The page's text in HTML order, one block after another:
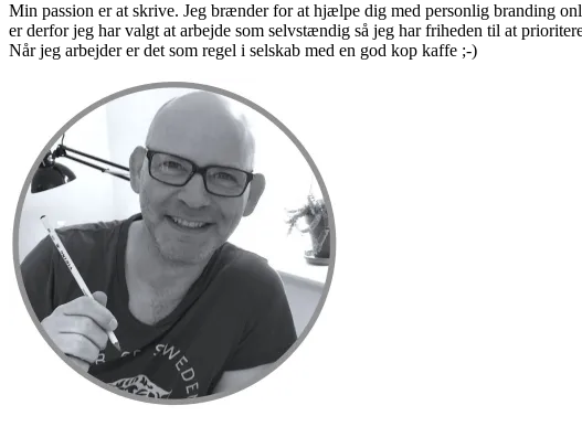
Min passion er at skrive. Jeg brænder for at hjælpe dig med personlig branding
er derfor jeg har valgt at arbejde som selvstændig så jeg har friheden til at
Når jeg arbejder er det som regel i selskab med en god kop kaffe ;-)
Sidebar